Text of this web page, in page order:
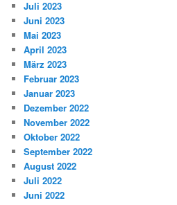
Juli 2023
Juni 2023
Mai 2023
April 2023
März 2023
Februar 2023
Januar 2023
Dezember 2022
November 2022
Oktober 2022
September 2022
August 2022
Juli 2022
Juni 2022